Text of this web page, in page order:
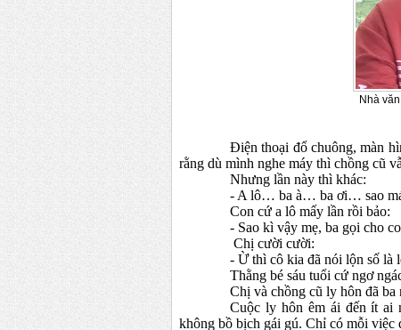
Nhà
Điện thoại đổ chuông, màn
rằng dù mình nghe máy thì chồng cũ
Nhưng lần này thì khác:
- A lô… ba à… ba ơi… sao
Con cứ a lô mấy lần rồi bảo:
- Sao kì vậy mẹ, ba gọi cho
Chị cười cười:
- Ừ thì cô kia đã nói lộn số là
Thằng bé sáu tuổi cứngơ
Chị và chồng cũ ly hôn đã ba
Cuộc ly hôn êm ái đến ít ai
không bồ bịch gái gú. Chỉ có mỗi